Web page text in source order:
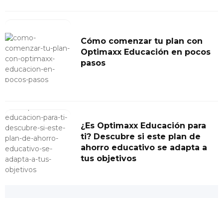
Cómo comenzar tu plan con
Optimaxx Educación en pocos
pasos
¿Es Optimaxx Educación para
ti? Descubre si este plan de
ahorro educativo se adapta a
tus objetivos